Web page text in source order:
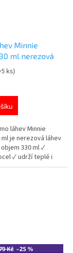
Minnie
ml nerezová
ks)
láhev Minnie
ml je nerezová láhev
330 ml ✓
✓ udrží teplé i
✓ licencovaný
Mouse 👉 Více
Mouse
Kč –25 %